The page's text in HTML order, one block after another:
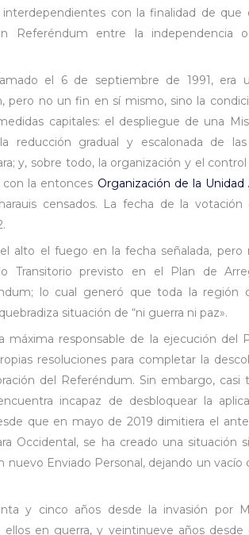
con la finalidad de que
Referéndum entre la independencia
el 6 de septiembre de 1991, era
pero no un fin en sí mismo, sino la
capitales: el despliegue de una
reducción gradual y escalonada de
y, sobre todo, la organización y el
la entonces Organización de la Unidad
censados. La fecha de la votación
alto el fuego en la fecha señalada, pero
Transitorio previsto en el Plan de
lo cual generó que toda la región
situación de “ni guerra ni paz».
máxima responsable de la ejecución del
resoluciones para completar la
del Referéndum. Sin embargo, casi
incapaz de desbloquear la
que en mayo de 2019 dimitiera el
Occidental, se ha creado una situación
nuevo Enviado Personal, dejando un vacío
y cinco años desde la invasión por
ellos en guerra, y veintinueve años